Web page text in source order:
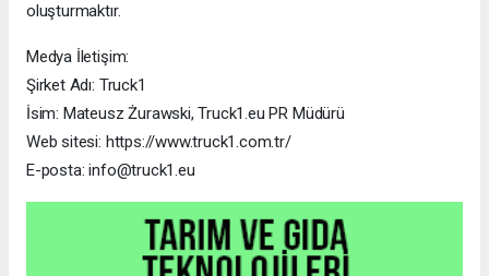
oluşturmaktır.
Medya İletişim:
Şirket Adı: Truck1
İsim: Mateusz Żurawski, Truck1.eu PR Müdürü
Web sitesi: https://www.truck1.com.tr/
E-posta: info@truck1.eu